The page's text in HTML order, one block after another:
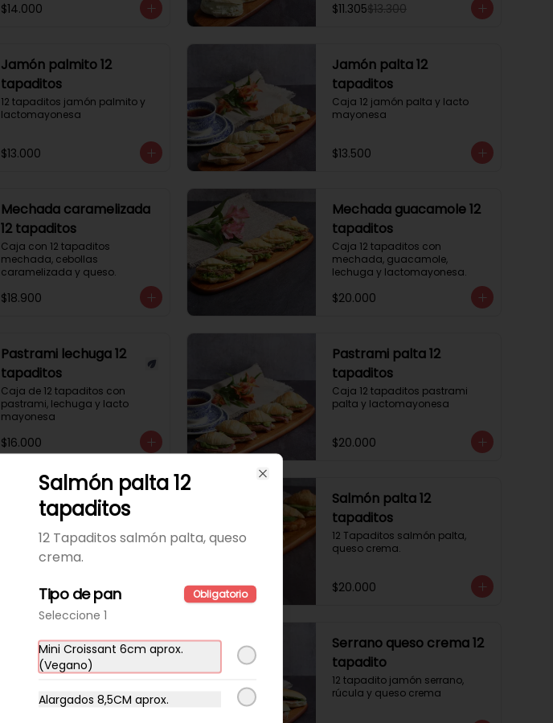
$14.000 $11.305$13.300
Jamón palmito 12
tapaditos
12 tapaditos jamón palmito y
lactomayonesa
$13.000
Jamón palta 12
tapaditos
Caja 12 jamón palta y lacto
mayonesa
$13.500
Mechada caramelizada
12 tapaditos
Caja con 12 tapaditos
mechada, cebollas
caramelizada y queso.
$18.900
Mechada guacamole 12
tapaditos
Caja 12 tapaditos con
mechada, guacamole,
lechuga y lactomayonesa.
$20.000
Pastrami lechuga 12
tapaditos
Caja de 12 tapaditos con
pastrami, lechuga y lacto
mayonesa
$16.000
Pastrami palta 12
tapaditos
Caja 12 tapaditos pastrami
palta y lactomayonesa
$20.000
Queso fresco ciboulette
12 tapaditos
12 tapadito queso fresco con
ciboulette y lactomayonesa
$14.000
Salmón palta 12
tapaditos
12 Tapaditos salmón palta,
queso crema.
$20.000
Salmón sésamo 12
tapaditos
crema, sésamo
-15%
Serrano queso crema 12
tapadito
12 tapadito jamón serrano,
rúcula y queso crema
Salmón palta 12
tapaditos
12 Tapaditos salmón palta, queso
crema.
Tipo de pan Obligatorio
Seleccione 1
Mini Croissant 6cm aprox.
(Vegano)
Alargados 8,5CM aprox.